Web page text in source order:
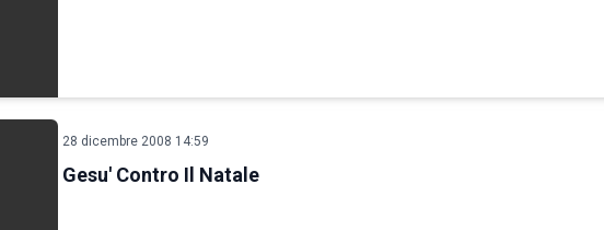
28 dicembre 2008 14:59
Gesu' Contro Il Natale